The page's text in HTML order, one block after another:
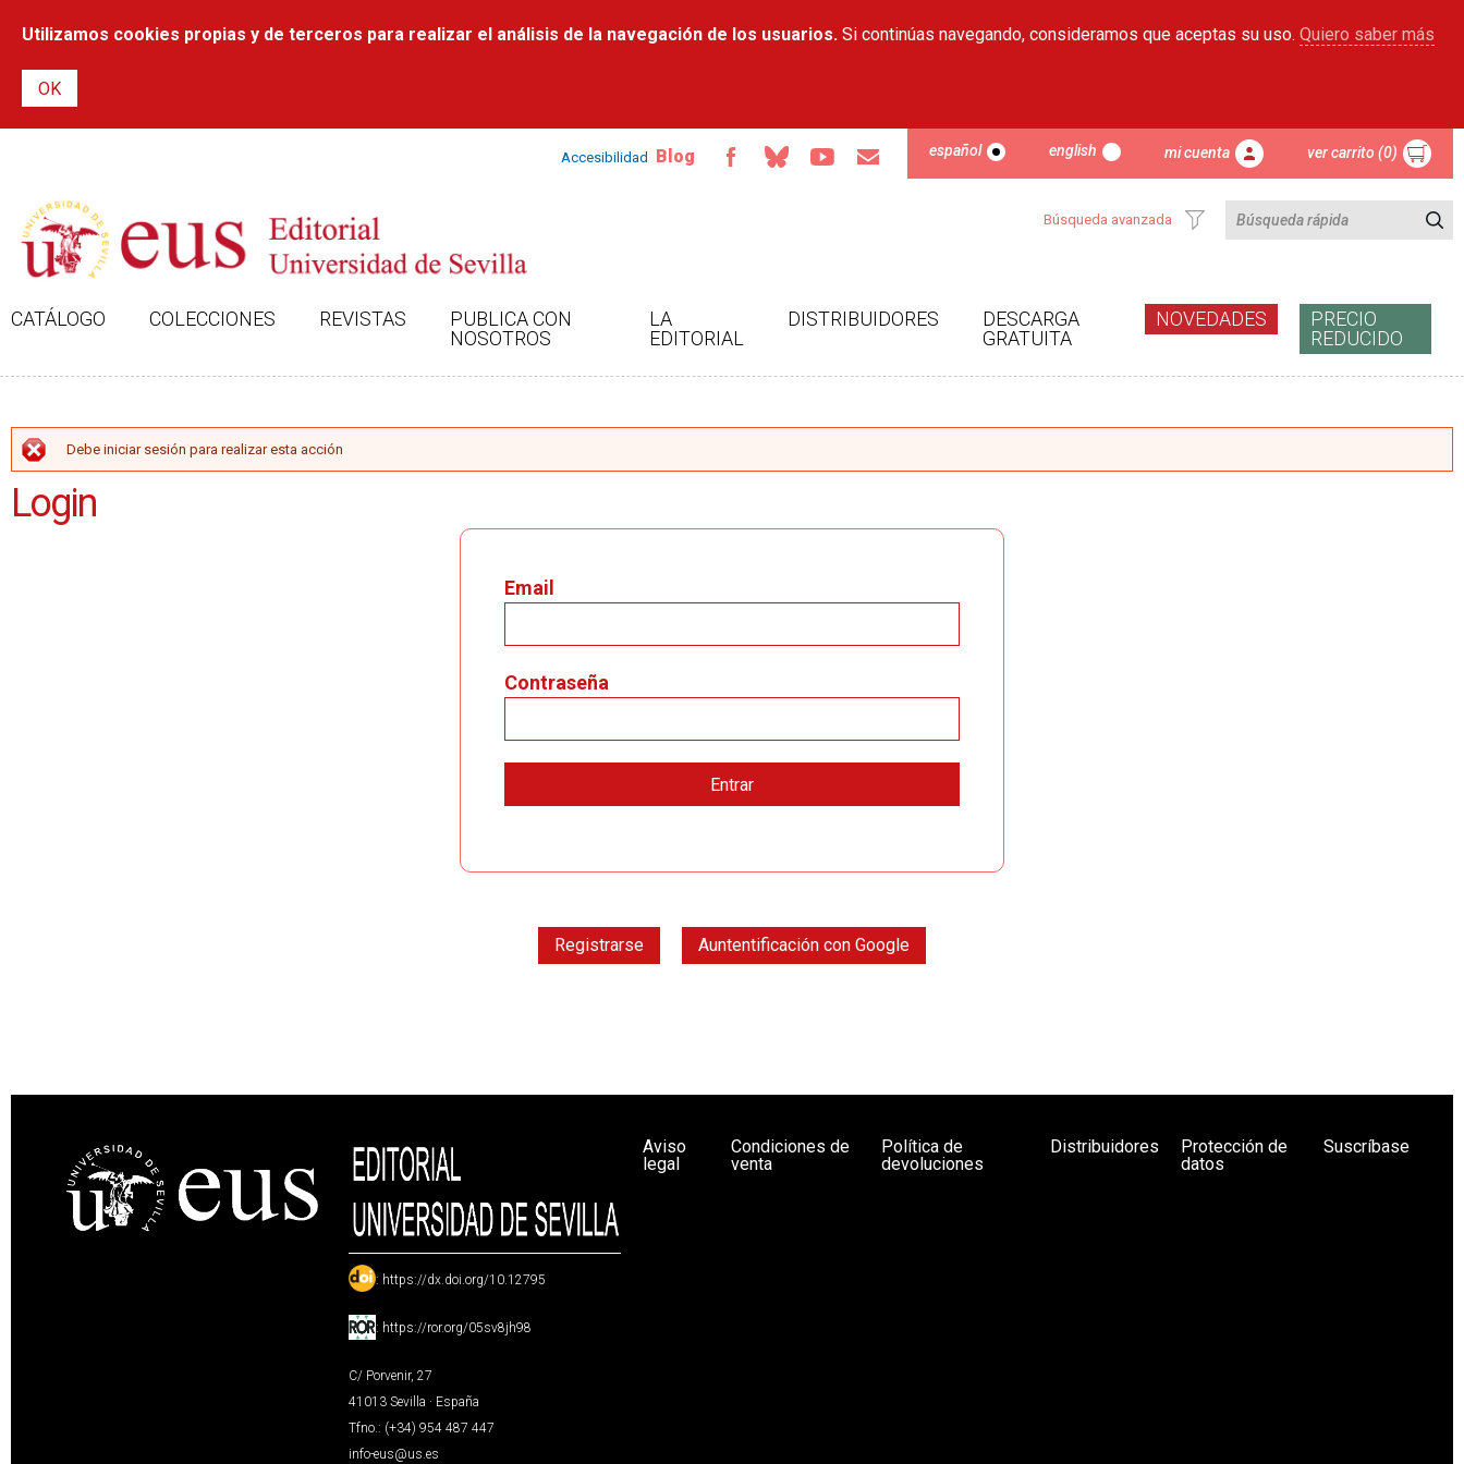
contenido
Utilizamos cookies propias y de terceros para realizar el análisis de la navegación de los usuarios. Si continúas navegando, consideramos que aceptas su uso. Quiero saber más
Accesibilidad Blog español english mi cuenta ver carrito (0)
Búsqueda avanzada
CATÁLOGO COLECCIONES REVISTAS
PUBLICA CON
NOSOTROS
LA
EDITORIAL
DISTRIBUIDORES
DESCARGA
GRATUITA
NOVEDADES
PRECIO
REDUCIDO
MENSAJE DE ERROR
Debe iniciar sesión para realizar esta acción
Login
Email
Contraseña
Registrarse Auntentificación con Google
: https://dx.doi.org/10.12795
: https://ror.org/05sv8jh98
C/ Porvenir, 27
41013 Sevilla · España
Tfno.: (+34) 954 487 447
info-eus@us.es
Aviso
legal
Condiciones de
venta
Política de
devoluciones
Distribuidores
Protección de
datos
Suscríbase